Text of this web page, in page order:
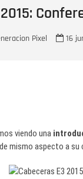
Pixel 16
viendo una
mismo aspecto a